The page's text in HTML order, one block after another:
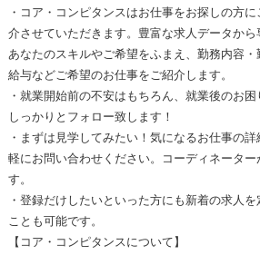
・コア・コンピタンスはお仕事をお探しの方
介させていただきます。豊富な求人データか
あなたのスキルやご希望をふまえ、勤務内容・
給与などご希望のお仕事をご紹介します。
・就業開始前の不安はもちろん、就業後のお
しっかりとフォロー致します！
・まずは見学してみたい！気になるお仕事の
軽にお問い合わせください。コーディネーター
す。
・登録だけしたいといった方にも新着の求人
ことも可能です。
【コア・コンピタンスについて】